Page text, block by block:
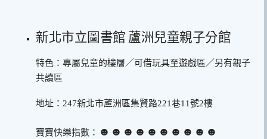
新北市立圖書館 蘆洲兒童親子分館
特色：專屬兒童的樓層／可借玩具至遊戲區／另有親子
共讀區
地址：247新北市蘆洲區集賢路221巷11號2樓
寶寶快樂指數： ☻☻☻☻☻☻☻☻☻☻